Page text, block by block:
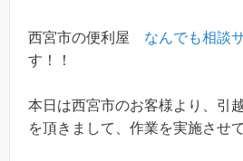
西宮市の便利屋 なんでも相談
す！！
本日は西宮市のお客様より、引
を頂きまして、作業を実施させ